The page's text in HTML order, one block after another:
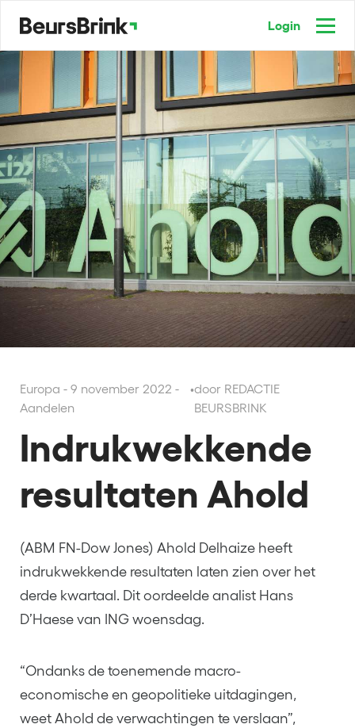
Login
Europa - 9 november 2022 -
Aandelen
•door REDACTIE
BEURSBRINK
Indrukwekkende
resultaten Ahold
(ABM FN-Dow Jones) Ahold Delhaize heeft
indrukwekkende resultaten laten zien over het
derde kwartaal. Dit oordeelde analist Hans
D’Haese van ING woensdag.
“Ondanks de toenemende macro-
economische en geopolitieke uitdagingen,
weet Ahold de verwachtingen te verslaan”,